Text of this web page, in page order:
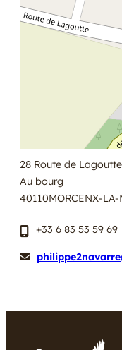
28 Route de Lagoutte
Au bourg
40110MORCENX-
+33 6 83 53 59 69